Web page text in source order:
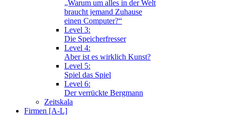
„Warum um alles in der Welt
braucht jemand Zuhause
einen Computer?“
Level 3:
Die Speicherfresser
Level 4:
Aber ist es wirklich Kunst?
Level 5:
Spiel das Spiel
Level 6:
Der verrückte Bergmann
Zeitskala
Firmen [A-L]